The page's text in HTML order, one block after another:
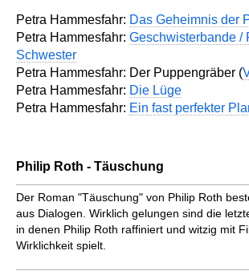
Petra Hammesfahr: Das Geheimnis der
Petra Hammesfahr: Geschwisterbande /
Schwester
Petra Hammesfahr: Der Puppengräber (
Petra Hammesfahr: Die Lüge
Petra Hammesfahr: Ein fast perfekter
Philip Roth - Täuschung
Der Roman "Täuschung" von Philip Roth
aus Dialogen. Wirklich gelungen sind die
in denen Philip Roth raffiniert und witzig mit
Wirklichkeit spielt.